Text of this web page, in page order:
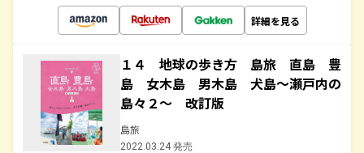
詳細を見る
１４ 地球の歩き方 島旅 直島 豊
島 女木島 男木島 犬島～瀬戸内の
島々２～ 改訂版
島旅
2022.03.24 発売